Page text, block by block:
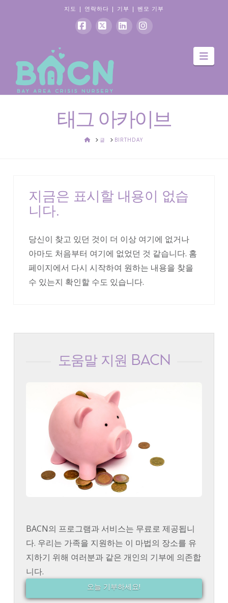
지도 | 연락하다 | 기부 | 벤모 기부
스
북
스
항
해
태그 아카이브
집 글 BIRTHDAY
지금은 표시할 내용이 없습
니다.
당신이 찾고 있던 것이 더 이상 여기에 없거나
아마도 처음부터 여기에 없었던 것 같습니다. 홈
페이지에서 다시 시작하여 원하는 내용을 찾을
수 있는지 확인할 수도 있습니다.
도움말 지원 BACN
BACN의 프로그램과 서비스는 무료로 제공됩니
다. 우리는 가족을 지원하는 이 마법의 장소를 유
지하기 위해 여러분과 같은 개인의 기부에 의존합
니다.
오늘 기부하세요!